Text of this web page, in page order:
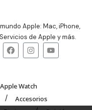
Apple: Mac, iPhone,
de Apple y más.
Apple Watch
Accesorios